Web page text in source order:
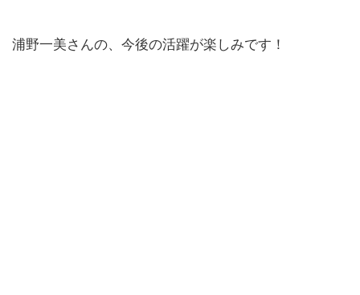
浦野一美さんの、今後の活躍が楽しみです！